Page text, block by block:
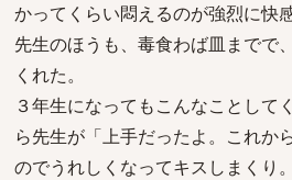
かってくらい悶えるのが強烈に快感
先生のほうも、毒食わば皿までで
くれた。
３年生になってもこんなことして
ら先生が「上手だったよ。これか
のでうれしくなってキスしまくり。